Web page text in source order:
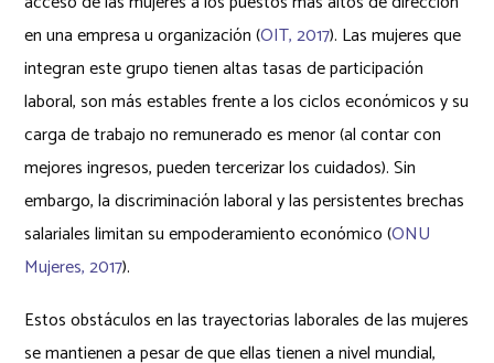
en una empresa u organización (OIT, 2017). Las mujeres que
integran este grupo tienen altas tasas de participación
laboral, son más estables frente a los ciclos económicos y su
carga de trabajo no remunerado es menor (al contar con
mejores ingresos, pueden tercerizar los cuidados). Sin
embargo, la discriminación laboral y las persistentes brechas
salariales limitan su empoderamiento económico (ONU
Mujeres, 2017).
Estos obstáculos en las trayectorias laborales de las mujeres
se mantienen a pesar de que ellas tienen a nivel mundial,